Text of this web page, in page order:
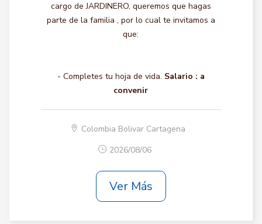
cargo de JARDINERO, queremos que hagas
parte de la familia , por lo cual te invitamos a
que:
- Completes tu hoja de vida. Salario : a
convenir
Colombia Bolivar Cartagena
2026/08/06
Ver Más